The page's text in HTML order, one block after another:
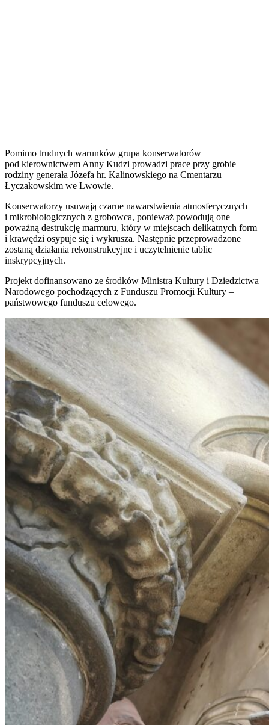
Pomimo trudnych warunków grupa konserwatorów
pod kierownictwem Anny Kudzi prowadzi prace przy grobie
rodziny generała Józefa hr. Kalinowskiego na Cmentarzu
Łyczakowskim we Lwowie.
Konserwatorzy usuwają czarne nawarstwienia atmosferycznych
i mikrobiologicznych z grobowca, ponieważ powodują one
poważną destrukcję marmuru, który w miejscach delikatnych form
i krawędzi osypuje się i wykrusza. Następnie przeprowadzone
zostaną działania rekonstrukcyjne i uczytelnienie tablic
inskrypcyjnych.
Projekt dofinansowano ze środków Ministra Kultury i Dziedzictwa
Narodowego pochodzących z Funduszu Promocji Kultury –
państwowego funduszu celowego.